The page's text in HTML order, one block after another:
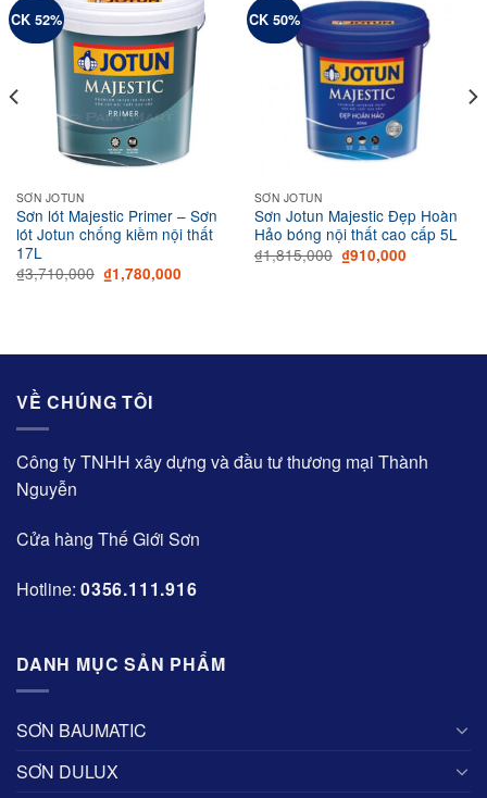
CK 52%
SƠN JOTUN
Sơn lót Majestic Primer – Sơn
lót Jotun chống kiềm nội thất
17L
₫3,710,000 Original
price
₫1,780,000Current
price
CK 50%
SƠN JOTUN
Sơn Jotun Majestic Đẹp Hoàn
Hảo bóng nội thất cao cấp 5L
₫1,815,000 Original
price
₫910,000Current
price
VỀ CHÚNG TÔI
Công ty TNHH xây dựng và đầu tư thương mại Thành
Nguyễn
Cửa hàng Thế Giới Sơn
Hotline: 0356.111.916
DANH MỤC SẢN PHẨM
SƠN BAUMATIC
SƠN DULUX